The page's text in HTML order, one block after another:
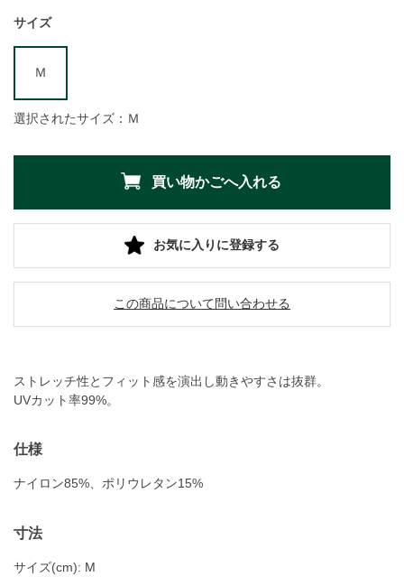
サイズ
Ｍ
選択されたサイズ：Ｍ
お気に入りに登録する
この商品について問い合わせる
ストレッチ性とフィット感を演出し動きやすさは抜群。
UVカット率99%。
仕様
ナイロン85%、ポリウレタン15%
寸法
サイズ(cm): M